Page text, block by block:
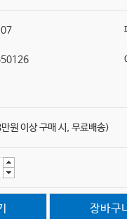
원 이상 구매 시, 무료배송)
장바구